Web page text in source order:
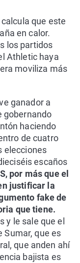
que este
en calor.
los partidos
Athletic haya
moviliza más
ganador a
gobernando
haciendo
de cuatro
elecciones
escaños
por más que el
justificar la
fake de
que tiene.
y le sale que el
Sumar, que es
que anden ahí
bajista es